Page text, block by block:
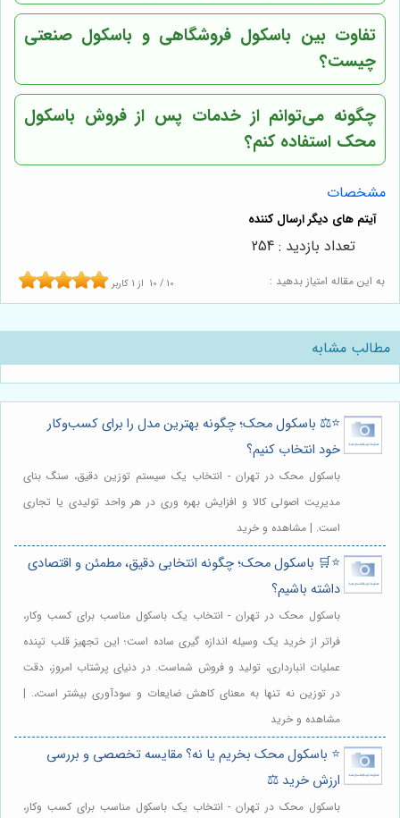
تفاوت بین باسکول فروشگاهی و باسکول صنعتی
چیست؟
چگونه می‌توانم از خدمات پس از فروش باسکول
محک استفاده کنم؟
مشخصات
به این مقاله امتیاز بدهید : 10 / 10 از 1 کاربر
تعداد بازدید : 254
مطالب مشابه
⭐️⚖️ باسکول محک؛ چگونه بهترین مدل را برای کسب‌وکار
خود انتخاب کنیم؟
باسکول محک در تهران - انتخاب یک سیستم توزین دقیق، سنگ بنای
مدیریت اصولی کالا و افزایش بهره وری در هر واحد تولیدی یا تجاری
است. | مشاهده و خرید
⭐️🛒 باسکول محک؛ چگونه انتخابی دقیق، مطمئن و اقتصادی
داشته باشیم؟
باسکول محک در تهران - انتخاب یک باسکول مناسب برای کسب وکار،
فراتر از خرید یک وسیله اندازه گیری ساده است؛ این تجهیز قلب تپنده
عملیات انبارداری، تولید و فروش شماست. در دنیای پرشتاب امروز، دقت
در توزین نه تنها به معنای کاهش ضایعات و سودآوری بیشتر است،. |
مشاهده و خرید
⭐️ باسکول محک بخریم یا نه؟ مقایسه تخصصی و بررسی
ارزش خرید ⚖️
باسکول محک در تهران - انتخاب یک باسکول مناسب برای کسب وکار،